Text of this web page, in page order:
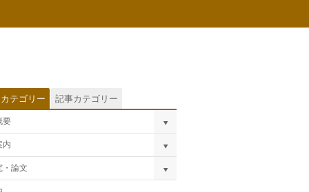
テゴリー 記事カテゴリー
要
内
・論文